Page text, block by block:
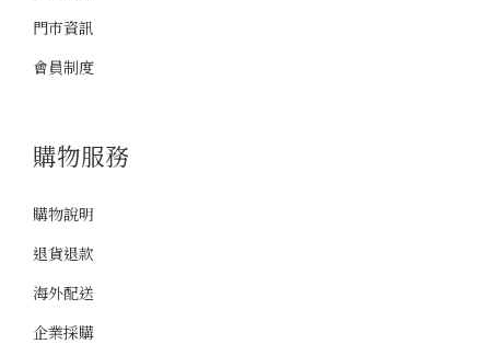
門市資訊
會員制度
購物服務
購物說明
退貨退款
海外配送
企業採購